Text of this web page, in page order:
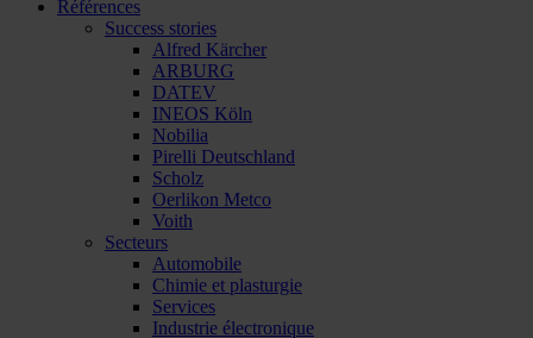
Références
Success stories
Alfred Kärcher
ARBURG
DATEV
INEOS Köln
Nobilia
Pirelli Deutschland
Scholz
Oerlikon Metco
Voith
Secteurs
Automobile
Chimie et plasturgie
Services
Industrie électronique